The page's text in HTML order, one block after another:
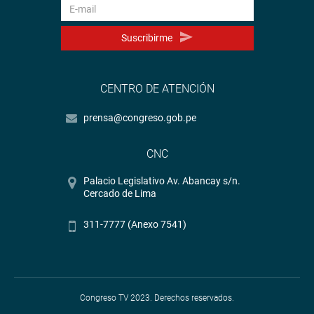
Suscribirme
CENTRO DE ATENCIÓN
prensa@congreso.gob.pe
CNC
Palacio Legislativo Av. Abancay s/n.
Cercado de Lima
311-7777 (Anexo 7541)
Congreso TV 2023. Derechos reservados.